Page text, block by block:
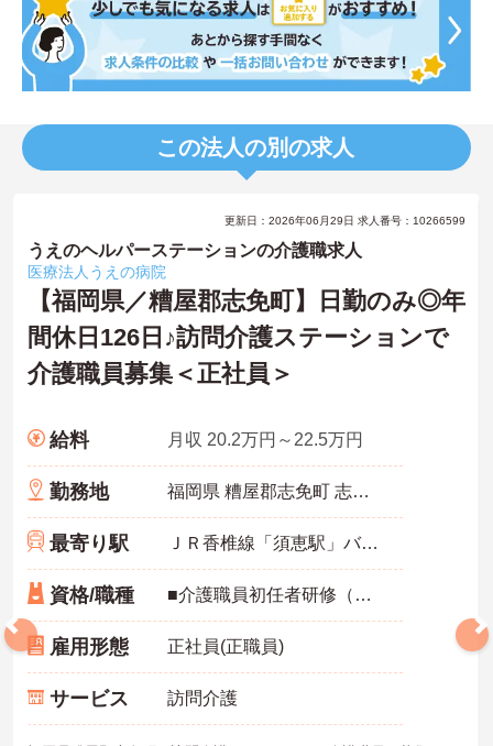
この法人の別の求人
更新日：2026年06月29日 求人番号：10266599
うえのヘルパーステーションの介護職求人
医療法人うえの病院
【福岡県／糟屋郡志免町】日勤のみ◎年
間休日126日♪訪問介護ステーションで
介護職員募集＜正社員＞
給料 月収 20.2万円～22.5万円
勤務地 福岡県 糟屋郡志免町 志免2-10-20
最寄り駅 ＪＲ香椎線「須恵駅」バス・車9分
資格/職種 ■介護職員初任者研修（ヘルパー2級）以上必須 ■普通自動車運転免許（AT限定可）必須 ■基本的なPC操作スキル（Word、Excel）あれば尚可
雇用形態 正社員(正職員)
サービス 訪問介護